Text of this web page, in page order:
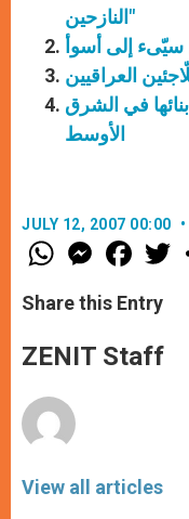
النازحين"
إلى أسوأ
العراقيين
في الشرق
الأوسط
JULY 12, 2007 00:00
W
h
t
s
p
p
M
e
s
e
g
e
F
a
e
b
o
k
w
Share this Entry
ZENIT Staff
View all articles